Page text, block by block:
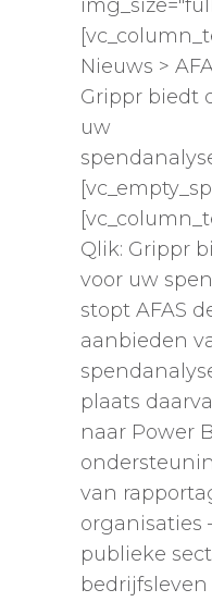
Nieuws >
Grippr biedt
uw
Qlik: Grippr
voor uw
stopt AFAS
aanbieden
plaats
naar Power
van
organisaties
publieke